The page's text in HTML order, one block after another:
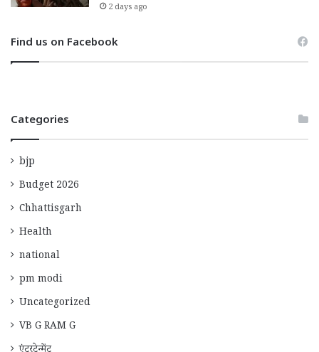
2 days ago
Find us on Facebook
Categories
bjp
Budget 2026
Chhattisgarh
Health
national
pm modi
Uncategorized
VB G RAM G